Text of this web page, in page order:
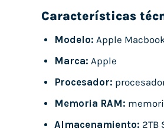
Características
Modelo: Apple
Marca: Apple
Procesador:
Memoria RAM:
Almacenamiento: 2TB